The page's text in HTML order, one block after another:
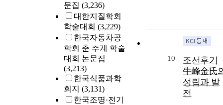
문집 (3,236)
대한지질학회
학술대회 (3,229)
한국자동차공
학회 춘 추계 학술
대회 논문집
(3,213)
한국식품과학
회지 (3,131)
한국조명·전기
10
조선후기
牛峰金氏
성립과 발
전